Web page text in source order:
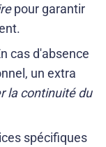
pour garantir
cas d'absence
un extra
la continuité du
spécifiques